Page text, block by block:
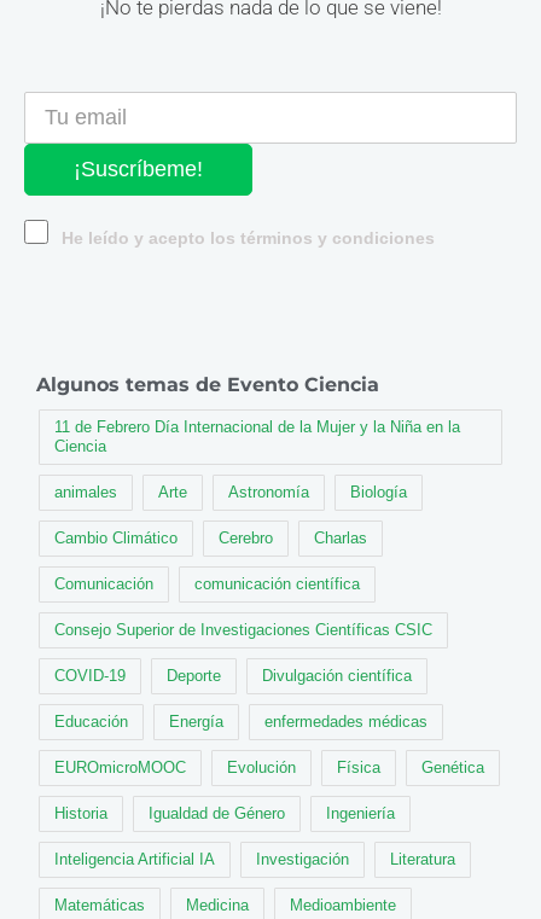
¡No te pierdas nada de lo que se viene!
¡Suscríbeme!
He leído y acepto los términos y condiciones
Algunos temas de Evento Ciencia
11 de Febrero Día Internacional de la Mujer y la Niña en la
Ciencia
animales Arte Astronomía Biología
Cambio Climático Cerebro Charlas
Comunicación comunicación científica
Consejo Superior de Investigaciones Científicas CSIC
COVID-19 Deporte Divulgación científica
Educación Energía enfermedades médicas
EUROmicroMOOC Evolución Física Genética
Historia Igualdad de Género Ingeniería
Inteligencia Artificial IA Investigación Literatura
Matemáticas Medicina Medioambiente